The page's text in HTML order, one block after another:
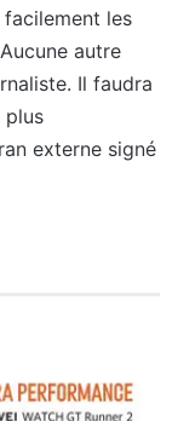
les
autre
Il faudra
plus
externe signé